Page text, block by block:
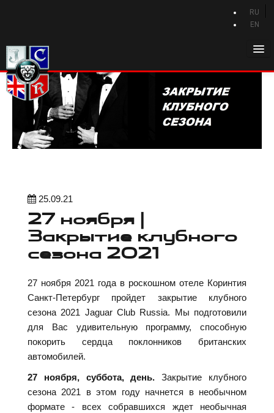
RU
EN
Главная
История Jaguar
Каталог Jaguar
Контакты
25.09.21
27 ноября |
Закрытие клубного
сезона 2021
27 ноября 2021 года в роскошном отеле Коринтия
Санкт-Петербург пройдет закрытие клубного
сезона 2021 Jaguar Club Russia. Мы подготовили
для Вас удивительную программу, способную
покорить сердца поклонников британских
автомобилей.
27 ноября, суббота, день.Закрытие клубного
сезона 2021 в этом году начнется в необычном
формате - всех собравшихся ждет необычная